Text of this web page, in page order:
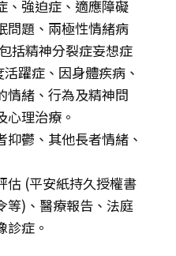
、強迫症、適應障礙
問題、兩極性情緒病
括精神分裂症妄想症
躍症、因身體疾病、
情緒、行為及精神問
心理治療。
鬱、其他長者情緒、
估 (平安紙持久授權書
等)、醫療報告、法庭
診症。